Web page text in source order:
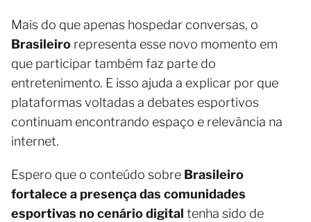
Mais do que apenas hospedar conversas, o
Brasileiro representa esse novo momento em
que participar também faz parte do
entretenimento. E isso ajuda a explicar por que
plataformas voltadas a debates esportivos
continuam encontrando espaço e relevância na
internet.
Espero que o conteúdo sobre Brasileiro
fortalece a presença das comunidades
esportivas no cenário digital tenha sido de